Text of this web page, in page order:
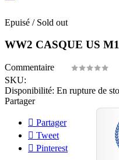
Epuisé / Sold out
WW2 CASQUE US
Commentaire
SKU:
Disponibilité: En rupture de
Partager
Partager
Tweet
Pinterest